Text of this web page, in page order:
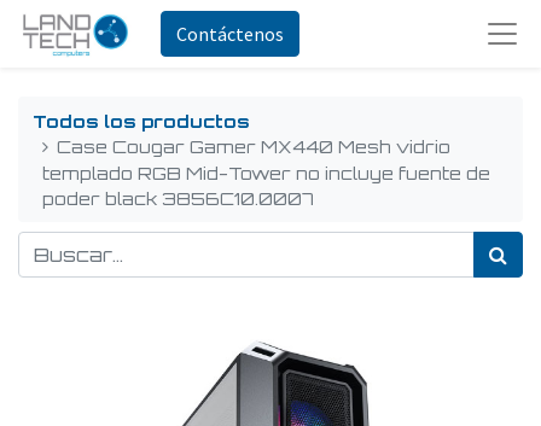
Contáctenos
Todos los productos
Case Cougar Gamer MX440 Mesh vidrio
templado RGB Mid-Tower no incluye fuente de
poder black 3856C10.0007